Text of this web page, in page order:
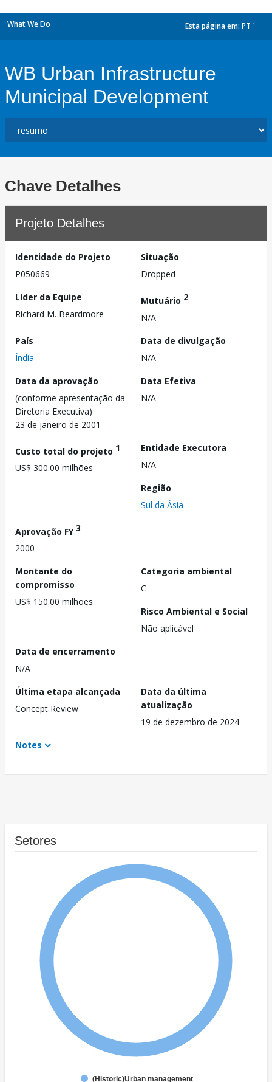
What We Do Esta página em: PT
WB Urban Infrastructure
Municipal Development
Chave Detalhes
Projeto Detalhes
Identidade do Projeto
P050669
Situação
Dropped
Líder da Equipe
Richard M. Beardmore
Mutuário 2
N/A
País
Índia
Data de divulgação
N/A
Data da aprovação
(conforme apresentação da
Diretoria Executiva)
23 de janeiro de 2001
Data Efetiva
N/A
Custo total do projeto 1
US$ 300.00 milhões
Entidade Executora
N/A
Região
Sul da Ásia
Aprovação FY3
2000
Montante do
compromisso
US$ 150.00 milhões
Categoria ambiental
C
Risco Ambiental e Social
Não aplicável
Data de encerramento
N/A
Última etapa alcançada
Concept Review
Data da última
atualização
19 de dezembro de 2024
Notes
Setores
(Historic)Urban management